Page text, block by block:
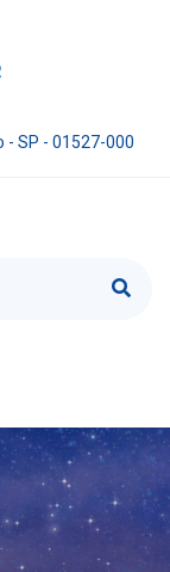
- SP - 01527-000